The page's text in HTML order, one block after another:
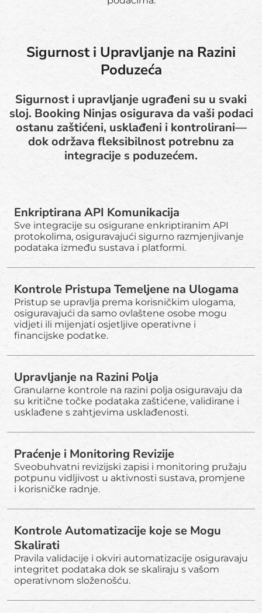
Sigurnost i Upravljanje na Razini
Poduzeća
Sigurnost i upravljanje ugrađeni su u svaki
sloj. Booking Ninjas osigurava da vaši podaci
ostanu zaštićeni, usklađeni i kontrolirani—
dok održava fleksibilnost potrebnu za
integracije s poduzećem.
Enkriptirana API Komunikacija
Sve integracije su osigurane enkriptiranim API
protokolima, osiguravajući sigurno razmjenjivanje
podataka između sustava i platformi.
Kontrole Pristupa Temeljene na Ulogama
Pristup se upravlja prema korisničkim ulogama,
osiguravajući da samo ovlaštene osobe mogu
vidjeti ili mijenjati osjetljive operativne i
financijske podatke.
Upravljanje na Razini Polja
Granularne kontrole na razini polja osiguravaju da
su kritične točke podataka zaštićene, validirane i
usklađene s zahtjevima usklađenosti.
Praćenje i Monitoring Revizije
Sveobuhvatni revizijski zapisi i monitoring pružaju
potpunu vidljivost u aktivnosti sustava, promjene
i korisničke radnje.
Kontrole Automatizacije koje se Mogu
Skalirati
Pravila validacije i okviri automatizacije osiguravaju
integritet podataka dok se skaliraju s vašom
operativnom složenošću.